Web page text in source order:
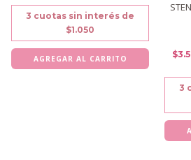
3 cuotas sin interés de
$1.050
3